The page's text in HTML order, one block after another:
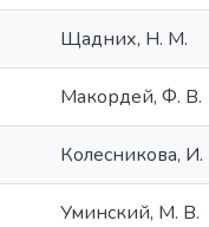
Щадних, Н. М.
Макордей, Ф. В.
Колесникова, И.
Уминский, М. В.